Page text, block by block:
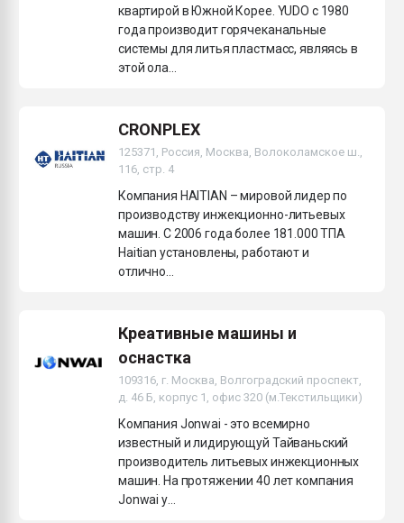
квартирой в Южной Корее. YUDO c 1980
года производит горячеканальные
системы для литья пластмасс, являясь в
этой ола...
CRONPLEX
125371, Россия, Москва, Волоколамское ш.,
116, стр. 4
Компания HAITIAN – мировой лидер по
производству инжекционно-литьевых
машин. С 2006 года более 181.000 ТПА
Haitian установлены, работают и
отлично...
Креативные машины и
оснастка
109316, г. Москва, Волгоградский проспект,
д. 46 Б, корпус 1, офис 320 (м.Текстильщики)
Компания Jonwai - это всемирно
известный и лидирующуй Тайваньский
производитель литьевых инжекционных
машин. На протяжении 40 лет компания
Jonwai у...